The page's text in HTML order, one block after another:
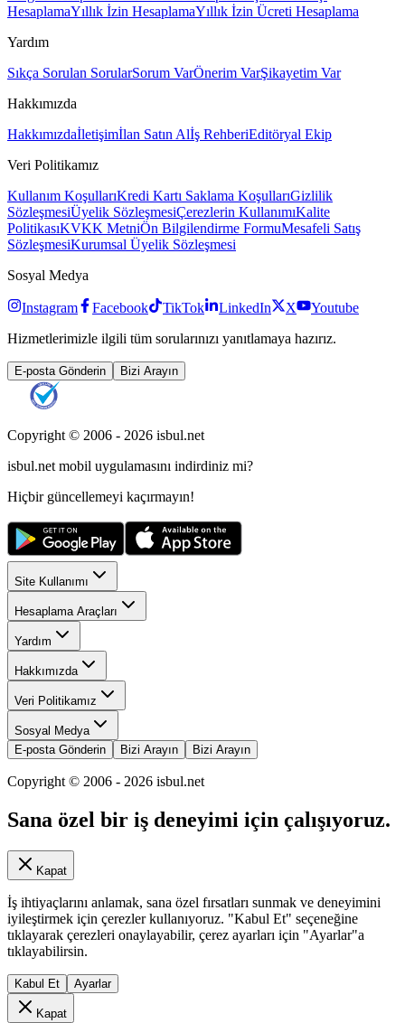
HesaplamaYıllık İzin HesaplamaYıllık İzin Ücreti Hesaplama
Yardım
Sıkça Sorulan SorularSorum VarÖnerim VarŞikayetim Var
Hakkımızda
Hakkımızdaİletişimİlan Satın Alİş RehberiEditöryal Ekip
Veri Politikamız
Kullanım KoşullarıKredi Kartı Saklama KoşullarıGizlilik
SözleşmesiÜyelik SözleşmesiÇerezlerin KullanımıKalite
PolitikasıKVKK MetniÖn Bilgilendirme FormuMesafeli Satış
SözleşmesiKurumsal Üyelik Sözleşmesi
Sosyal Medya
Instagram Facebook TikTok LinkedIn X
Youtube
Hizmetlerimizle ilgili tüm sorularınızı yanıtlamaya hazırız.
E-posta Gönderin Bizi Arayın
Copyright © 2006 - 2026 isbul.net
isbul.net mobil uygulamasını indirdiniz mi?
Hiçbir güncellemeyi kaçırmayın!
Site Kullanımı
Hesaplama Araçları
Yardım
Hakkımızda
Veri Politikamız
Sosyal Medya
E-posta Gönderin
Bizi Arayın Bizi Arayın
Copyright © 2006 - 2026 isbul.net
Sana özel bir iş deneyimi için çalışıyoruz.
Kapat
İş ihtiyaçlarını anlamak, sana özel fırsatları sunmak ve deneyimini
iyileştirmek için çerezler kullanıyoruz. "Kabul Et" seçeneğine
tıklayarak çerezleri onaylayabilir, çerez ayarları için "Ayarlar"a
tıklayabilirsin.
Kabul Et Ayarlar
Kapat